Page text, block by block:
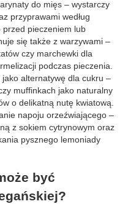
do mięs – wystarczy
przyprawami według
przed pieczeniem lub
się także z warzywami –
czy marchewki dla
podczas pieczenia.
alternatywę dla cukru –
muffinkach jako naturalny
o delikatną nutę kwiatową.
napoju orzeźwiającego –
z sokiem cytrynowym oraz
pysznego lemoniady
być